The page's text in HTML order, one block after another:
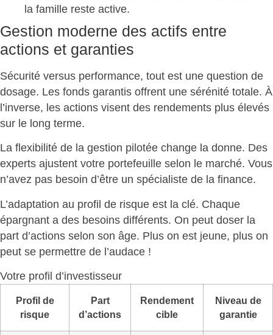
la famille reste active.
Gestion moderne des actifs entre
actions et garanties
Sécurité versus performance, tout est une question de
dosage. Les fonds garantis offrent une sérénité totale. À
l’inverse, les actions visent des rendements plus élevés
sur le long terme.
La flexibilité de la gestion pilotée change la donne. Des
experts ajustent votre portefeuille selon le marché. Vous
n’avez pas besoin d’être un spécialiste de la finance.
L’adaptation au profil de risque est la clé. Chaque
épargnant a des besoins différents. On peut doser la
part d’actions selon son âge. Plus on est jeune, plus on
peut se permettre de l’audace !
Votre profil d’investisseur
Profil de
risque
Part
d’actions
Rendement
cible
Niveau de
garantie